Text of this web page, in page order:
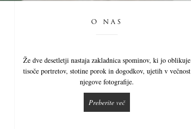
O NAS
Že dve desetletji nastaja zakladnica spominov, ki jo oblikuje
tisoče portretov, stotine porok in dogodkov, ujetih v večnost
njegove fotografije.
Preberite več